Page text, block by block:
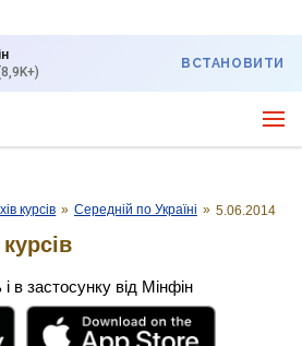
ВСТАНОВИТИ
курсів » Середній по Україні » 5.06.2014
в застосунку від Мінфін